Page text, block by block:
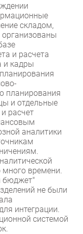
складом,
и расчета
и кадры
планирования
и отдельные
расчет
аналитики
много времени.
бюджет"
не были
интеграции.
системой